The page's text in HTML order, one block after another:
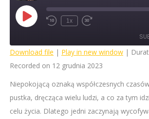
Play
EpisodeRewind
1x
Fast
seconds
SHARE
LINK
Download file | Play in new window |
Recorded on 12 grudnia 2023
Niepokojącą oznaką współczesnych
pustka, dręcząca wielu ludzi, a co za tym
celu życia. Dlatego jedni zaczynają